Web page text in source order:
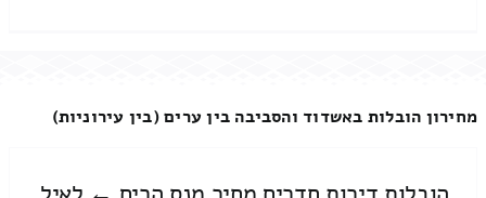
מחירון הובלות באשדוד והסביבה בין ערים (בין עירוניות)